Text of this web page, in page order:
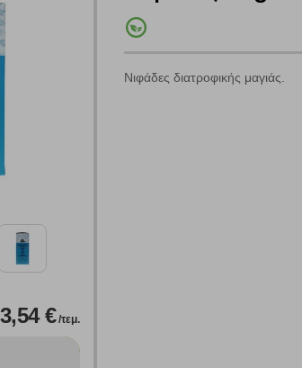
3,54 €/τεμ.
Νιφάδες διατροφικής μαγιάς.
κλικ στο κουμπί "Αναζήτηση". Θα εμφανιστούν
όλες τις Κατηγορίες και για κάθε προϊόν.